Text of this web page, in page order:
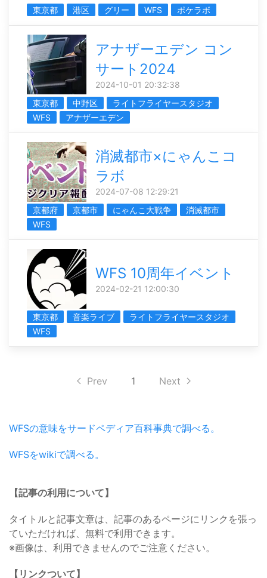
東京都
港区 グリー WFS ポケラボ
アナザーエデン コン
サート2024
2024-10-01 20:32:38
東京都
中野区
ライトフライヤースタジオ
WFS
アナザーエデン
消滅都市×にゃんこコ
ラボ
2024-07-08 12:29:21
京都府
京都市 にゃんこ大戦争
消滅都市
WFS
WFS 10周年イベント
2024-02-21 12:00:30
東京都 音楽ライブ
ライトフライヤースタジオ
WFS
Prev 1 Next
WFSの意味をサードペディア百科事典で調べる。
WFSをwikiで調べる。
【記事の利用について】
タイトルと記事文章は、記事のあるページにリンクを張っ
ていただければ、無料で利用できます。
※画像は、利用できませんのでご注意ください。
【リンクついて】